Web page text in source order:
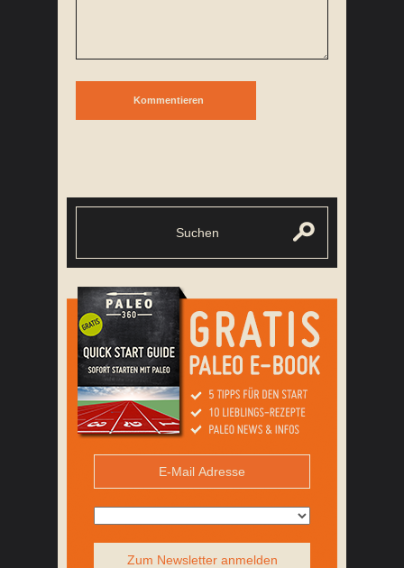
Zum Newsletter anmelden